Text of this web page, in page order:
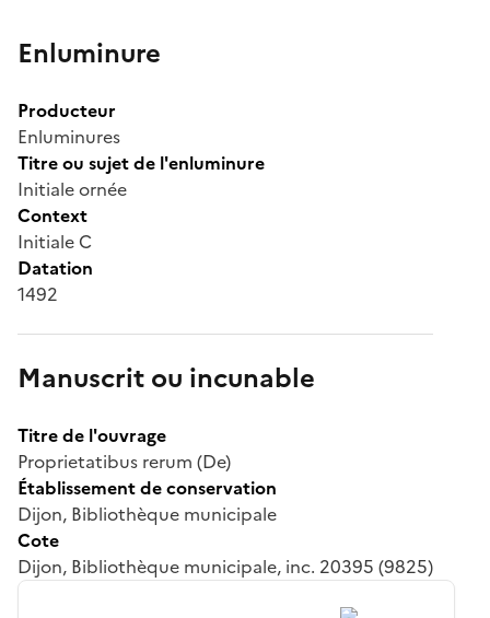
Enluminure
Producteur
Enluminures
Titre ou sujet de l'enluminure
Initiale ornée
Context
Initiale C
Datation
1492
Manuscrit ou incunable
Titre de l'ouvrage
Proprietatibus rerum (De)
Établissement de conservation
Dijon, Bibliothèque municipale
Cote
Dijon, Bibliothèque municipale, inc. 20395 (9825)